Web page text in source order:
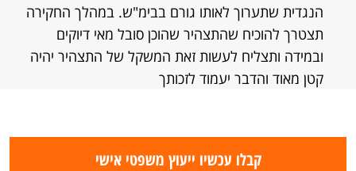
הנגדית שתערוך לאותו גורם בבימ"ש. במהלך החקירה
תצטרך להוכיח שהתצהיר שהוכן סובל מאי דיוקים
ובמידה ותצליח לעשות זאת המשקל של התצהיר יהיה
קטן מאוד והדבר יעמוד לזכותך
קבלו עכשיו ייעוץ משפטי אישי